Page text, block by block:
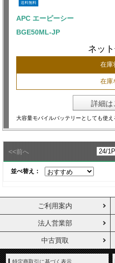
送料無料
APC エーピーシー
BGE50ML-JP
ネット
在庫
在庫
詳細は
大容量モバイルバッテリーとしても使
<<前へ
並べ替え：
ご利用案内
法人営業部
中古買取
特定商取引に基づく表示